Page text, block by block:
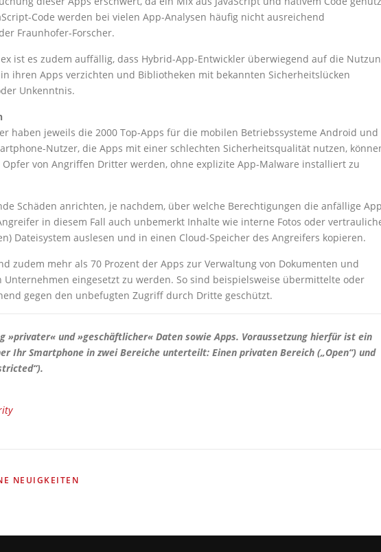
Code werden bei vielen App-Analysen häufig nicht ausreichend
Fraunhofer-Forscher.
ist es zudem auffällig, dass Hybrid-App-Entwickler überwiegend auf die
ihren Apps verzichten und Bibliotheken mit bekannten Sicherheitslücken
Unkenntnis.
haben jeweils die 2000 Top-Apps für die mobilen Betriebssysteme Android und
Nutzer, die Apps mit einer schlechten Sicherheitsqualität nutzen,
von Angriffen Dritter werden, ohne explizite App-Malware installiert zu
Schäden anrichten, je nachdem, über welche Berechtigungen die anfällige App
in diesem Fall auch unbemerkt Inhalte wie interne Fotos oder
Dateisystem auslesen und in einen Cloud-Speicher des Angreifers kopieren.
zudem mehr als 70 Prozent der Apps zur Verwaltung von Dokumenten und
eingesetzt zu werden. So sind beispielsweise übermittelte oder
gegen den unbefugten Zugriff durch Dritte geschützt.
»privater« und »geschäftlicher« Daten sowie Apps. Voraussetzung hierfür ist ein
Ihr Smartphone in zwei Bereiche unterteilt: Einen privaten Bereich („Open“) und
NEUIGKEITEN